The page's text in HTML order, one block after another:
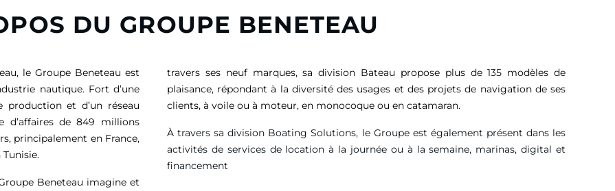
DU GROUPE BENETEAU
le Groupe Beneteau est
nautique. Fort d’une
production et d’un réseau
d’affaires de 849 millions
principalement en France,
Beneteau imagine et
travers ses neuf marques, sa division Bateau propose plus de 135 modèles de
plaisance, répondant à la diversité des usages et des projets de navigation de ses
clients, à voile ou à moteur, en monocoque ou en catamaran.
À travers sa division Boating Solutions, le Groupe est également présent dans les
activités de services de location à la journée ou à la semaine, marinas, digital et
financement